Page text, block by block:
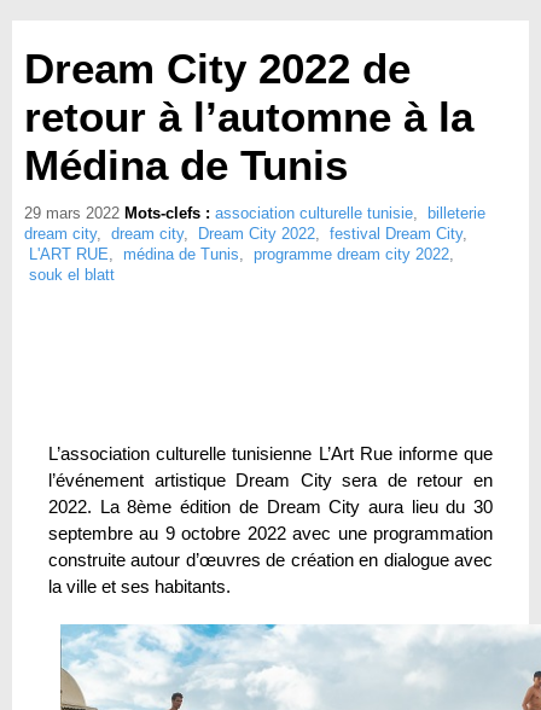
Dream City 2022 de
retour à l’automne à la
Médina de Tunis
29 mars 2022 Mots-clefs : association culturelle tunisie,
billeterie
dream city, dream city, Dream City 2022, festival Dream City,
L'ART RUE, médina de Tunis, programme dream city 2022,
souk el blatt
L’association culturelle tunisienne L’Art Rue informe que
l’événement artistique Dream City sera de retour en
2022. La 8ème édition de Dream City aura lieu du 30
septembre au 9 octobre 2022 avec une programmation
construite autour d’œuvres de création en dialogue avec
la ville et ses habitants.